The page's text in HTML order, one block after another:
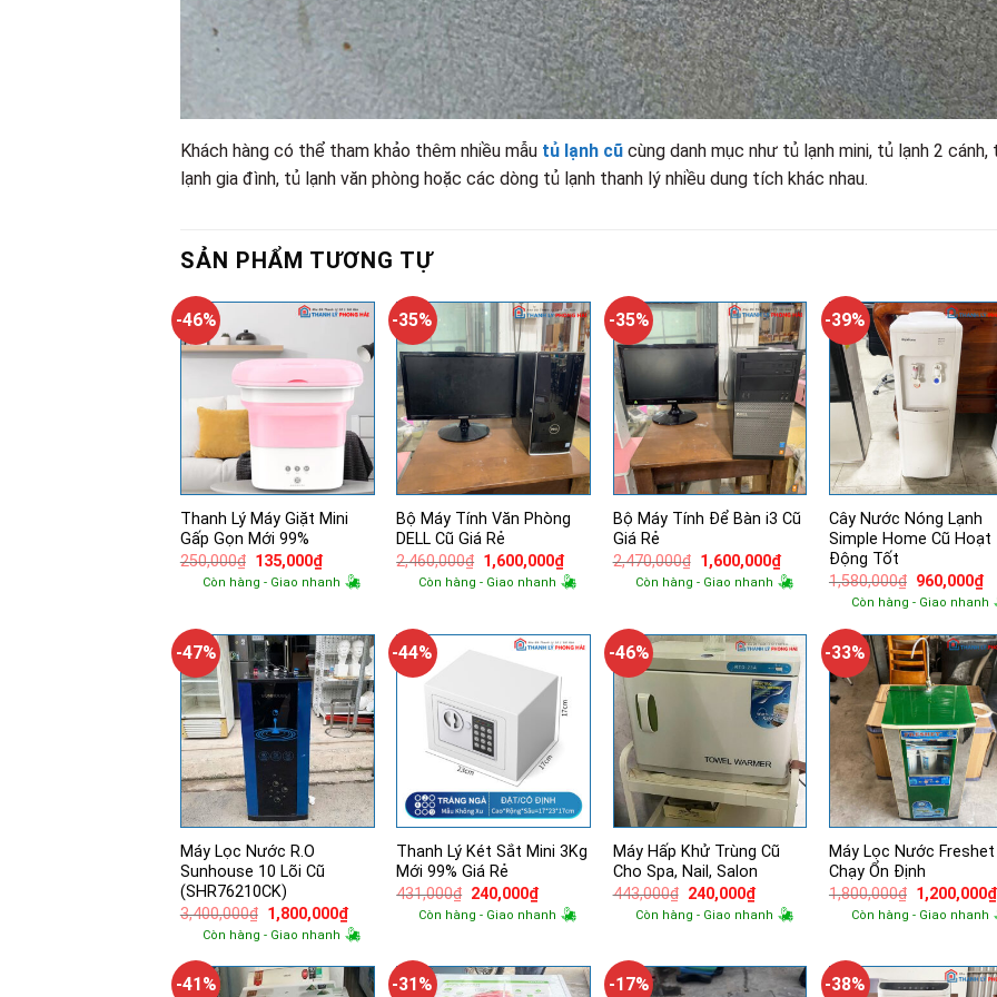
Khách hàng có thể tham khảo thêm nhiều mẫu tủ lạnh cũ cùng danh mục như tủ lạnh mini, tủ lạnh 2 cánh,
lạnh gia đình, tủ lạnh văn phòng hoặc các dòng tủ lạnh thanh lý nhiều dung tích khác nhau.
SẢN PHẨM TƯƠNG TỰ
-46%
Thanh Lý Máy Giặt Mini
Gấp Gọn Mới 99%
250,000₫ Giá
gốc
là:
135,000₫Giá
hiện
tại
Còn hàng - Giao nhanh
-35%
Bộ Máy Tính Văn Phòng
DELL Cũ Giá Rẻ
2,460,000₫ Giá
gốc
là:
1,600,000₫Giá
hiện
tại
Còn hàng - Giao nhanh
-35%
Bộ Máy Tính Để Bàn i3 Cũ
Giá Rẻ
2,470,000₫ Giá
gốc
là:
1,600,000₫Giá
hiện
tại
Còn hàng - Giao nhanh
-39%
Cây Nước Nóng Lạnh
Simple Home Cũ Hoạt
Động Tốt
1,580,000₫ Giá
gốc
là:
960,000₫
Còn hàng - Giao nhanh
-47%
Máy Lọc Nước R.O
Sunhouse 10 Lõi Cũ
(SHR76210CK)
3,400,000₫ Giá
gốc
là:
1,800,000₫Giá
hiện
tại
1,800,000₫.
Còn hàng - Giao nhanh
-44%
Thanh Lý Két Sắt Mini 3Kg
Mới 99% Giá Rẻ
431,000₫ Giá
gốc
là:
240,000₫Giá
hiện
tại
Còn hàng - Giao nhanh
-46%
Máy Hấp Khử Trùng Cũ
Cho Spa, Nail, Salon
443,000₫ Giá
gốc
là:
240,000₫Giá
hiện
tại
Còn hàng - Giao nhanh
-33%
Máy Lọc Nước Freshet
Chạy Ổn Định
1,800,000₫ Giá
gốc
là:
1,200,000₫
Còn hàng - Giao nhanh
-41% -31% -17% -38%